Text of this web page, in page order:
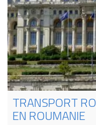
TRANSPORT
EN ROUMANIE